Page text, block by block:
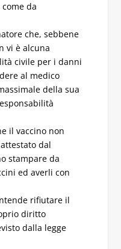
da
che, sebbene
vi è alcuna
civile per i danni
al medico
della sua
il vaccino non
dal
stampare da
ed averli con
rifiutare il
diritto
dalla legge